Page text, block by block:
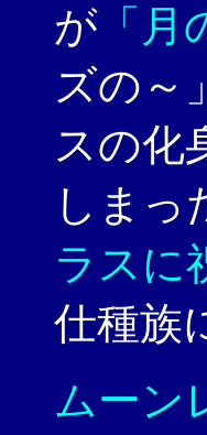
が 「
ズの～
スの化
しまっ
ラスに
仕種族
ムーン